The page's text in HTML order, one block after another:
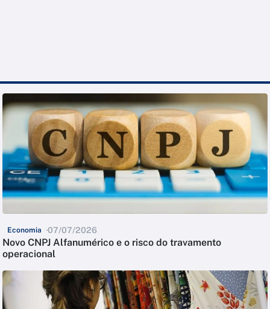
Economia 07/07/2026
Novo CNPJ Alfanumérico e o risco do travamento
operacional